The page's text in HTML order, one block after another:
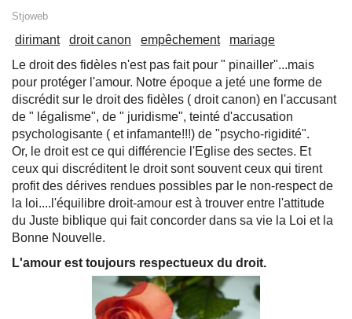
Stjoweb
dirimant droit canon empêchement
mariage
Le droit des fidèles n'est pas fait pour " pinailler"...mais
pour protéger l'amour. Notre époque a jeté une forme de
discrédit sur le droit des fidèles ( droit canon) en l'accusant
de " légalisme", de " juridisme", teinté d'accusation
psychologisante ( et infamante!!!) de "psycho-rigidité".
Or, le droit est ce qui différencie l'Eglise des sectes. Et
ceux qui discréditent le droit sont souvent ceux qui tirent
profit des dérives rendues possibles par le non-respect de
la loi....l'équilibre droit-amour est à trouver entre l'attitude
du Juste biblique qui fait concorder dans sa vie la Loi et la
Bonne Nouvelle.
L'amour est toujours respectueux du droit.